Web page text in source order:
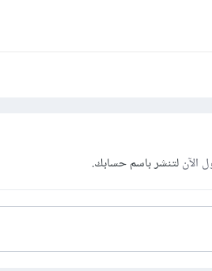
الآنلتنشر باسم حسابك.